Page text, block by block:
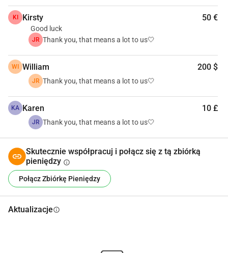
KI Kirsty 50 €
Good luck
JR Thank you, that means a lot to us🤍
WI William 200 $
JR Thank you, that means a lot to us🤍
KA Karen 10 £
JR Thank you, that means a lot to us🤍
Skutecznie współpracuj i połącz się z tą zbiórką
pieniędzy info
Połącz Zbiórkę Pieniędzy
Aktualizacjeinfo